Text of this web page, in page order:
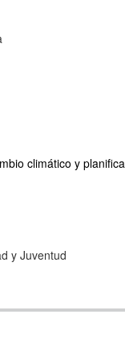
climático y
y Juventud